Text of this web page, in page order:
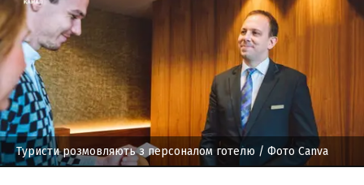
Туристи розмовляють з персоналом готелю / Фото Сanva